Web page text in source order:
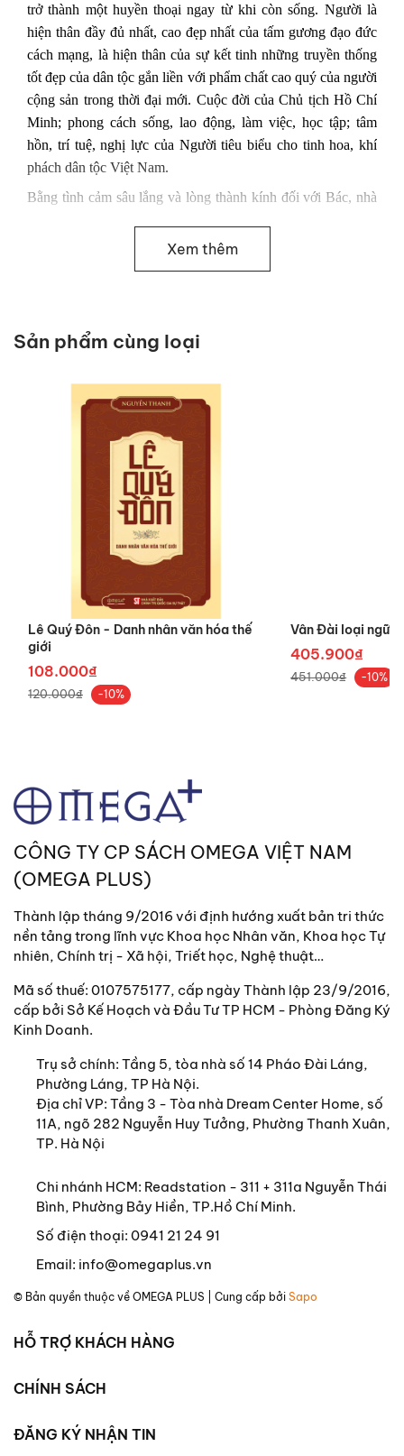
trở thành một huyền thoại ngay từ khi còn sống. Người là
hiện thân đầy đủ nhất, cao đẹp nhất của tấm gương đạo đức
cách mạng, là hiện thân của sự kết tinh những truyền thống
tốt đẹp của dân tộc gắn liền với phẩm chất cao quý của người
cộng sản trong thời đại mới. Cuộc đời của Chủ tịch Hồ Chí
Minh; phong cách sống, lao động, làm việc, học tập; tâm
hồn, trí tuệ, nghị lực của Người tiêu biểu cho tinh hoa, khí
phách dân tộc Việt Nam.
Bằng tình cảm sâu lắng và lòng thành kính đối với Bác, nhà
vô cùng sinh động, phong phú của Chủ tịch Hồ Chí Minh,
kính yêu, mà cái nôi khởi thủy là truyền thống gia đình, đó là
những đức tính ham học hỏi, chuyên cần, biết tiết kiệm,
Qua cuốn sách người đọc hiểu thêm về tuổi thơ lắm thăng
trầm của Bác: lúc bình yên, êm ấm với cha mẹ bên mâm cơm
đạm bạc và sống trong sự quý mến của xóm giềng, sau đó lại
phải trải đầy biến cố, đau thương - Mẹ và em trai mất. Đi qua
những sóng gió ấy, người đọc được biết thêm về những
người bạn thuở niên thiếu đã đồng hành cùng Người suốt
những tháng năm vui buồn, những cô Hạnh, anh Tuấn, cậu
Kỳ, anh Quang,... hết lòng giúp đỡ, chia sẻ khi Người còn là
Cuốn sách toát lên nét đẹp dung dị và chứa đựng tâm hồn
cao cả của vị lãnh tụ vĩ đại của dân tộc Việt Nam từ khi còn
là một cậu bé. Hy vọng cuốn sách sẽ góp phần tích cực vào
sự nghiệp giáo dục, động viên thế hệ trẻ Việt Nam nâng cao
ý thức, tinh thần trách nhiệm với vận mệnh Tổ quốc, rèn
1. Những ngày ở Đông Ba
2. Câu chuyện của cha
3. Đọc Chiếu Cần Vương
5. Mẹ tôi đi chợ Nam Phổ
6. Giỗ ông ngoại
7. Khách đến thăm nhà
8. Ướp hương lài cho mẹ
10. Lớp học giữa thành Nội
11. Bạn mới
12. Chú phó Tràng
14. Côn được tặng tập thơ Mộng Mai ngâm thảo
15. Cậu Côn lắm tài thiệt
16. “Một người như cháu, nghề gì cũng sẽ làm nên cả”
17. Côn vô thăm Đại Nội
19. Bé Xin (Nhuận) chào đời
20. Mẹ đã đi xa
THÔNG TIN TÁC GIẢ:
Xem thêm
Sản phẩm cùng loại
Lê Quý Đôn - Danh nhân văn hóa thế
giới
108.000₫
120.000₫ -10%
Vân Đài loại ngữ
405.900₫
451.000₫ -10%
CÔNG TY CP SÁCH OMEGA VIỆT NAM
(OMEGA PLUS)
Thành lập tháng 9/2016 với định hướng xuất bản tri thức
nền tảng trong lĩnh vực Khoa học Nhân văn, Khoa học Tự
nhiên, Chính trị - Xã hội, Triết học, Nghệ thuật…
Mã số thuế: 0107575177, cấp ngày Thành lập 23/9/2016,
cấp bởi Sở Kế Hoạch và Đầu Tư TP HCM - Phòng Đăng Ký
Kinh Doanh.
Trụ sở chính: Tầng 5, tòa nhà số 14 Pháo Đài Láng,
Phường Láng, TP Hà Nội.
Địa chỉ VP: Tầng 3 - Tòa nhà Dream Center Home, số
11A, ngõ 282 Nguyễn Huy Tưởng, Phường Thanh Xuân,
TP. Hà Nội
Chi nhánh HCM: Readstation - 311 + 311a Nguyễn Thái
Bình, Phường Bảy Hiền, TP.Hồ Chí Minh.
Số điện thoại: 0941 21 24 91
Email: info@omegaplus.vn
© Bản quyền thuộc về OMEGA PLUS | Cung cấp bởi Sapo
HỖ TRỢ KHÁCH HÀNG
CHÍNH SÁCH
ĐĂNG KÝ NHẬN TIN